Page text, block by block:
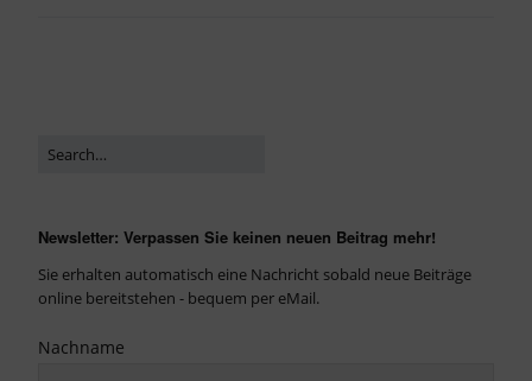
Newsletter: Verpassen Sie keinen neuen Beitrag mehr!
Sie erhalten automatisch eine Nachricht sobald neue Beiträge
online bereitstehen - bequem per eMail.
Nachname